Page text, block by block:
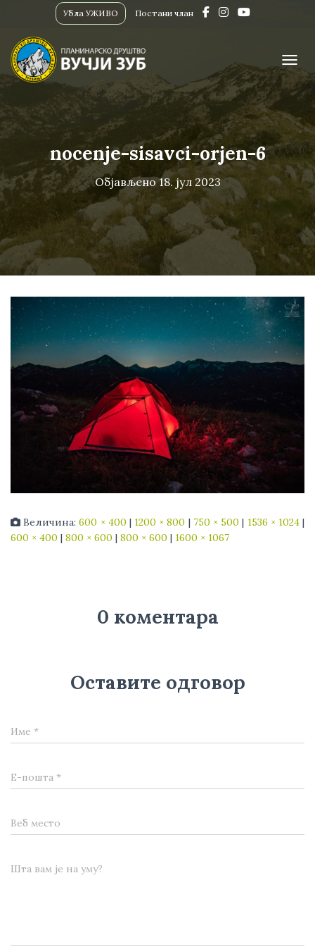
Убла УЖИВО Постани члан
nocenje-sisavci-orjen-6
Објављено18. јул 2023
Величина:600 × 400 | 1200 × 800 | 750 × 500 | 1536 × 1024 |
600 × 400 | 800 × 600 | 800 × 600 | 1600 × 1067
0 коментара
Оставите одговор
Име *
Е-пошта *
Веб место
Шта вам је на уму?